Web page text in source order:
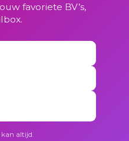
favoriete BV’s,
altijd.